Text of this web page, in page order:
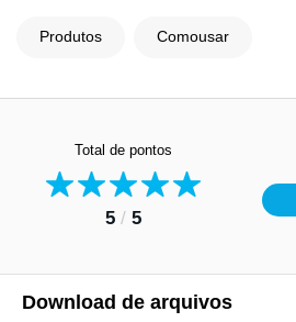
Produtos Comousar
Total de pontos
5/ 5
Download de arquivos